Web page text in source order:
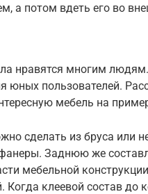
а потом вдеть его во
нравятся многим
юных пользователей.
мебель на
сделать из бруса или
Заднюю же
мебельной
Когда клеевой состав до